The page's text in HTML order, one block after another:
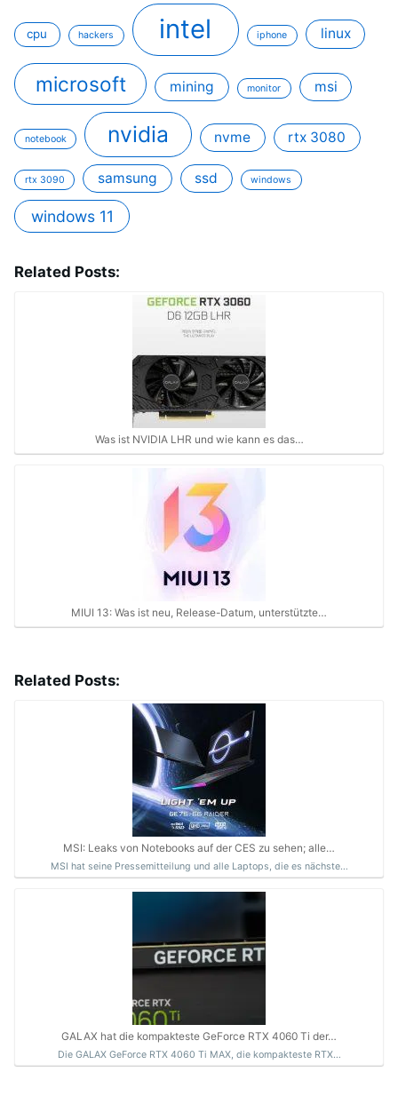
cpu hackers intel iphone linux
microsoft mining monitor msi
notebook nvidia nvme rtx 3080
rtx 3090 samsung ssd windows
windows 11
Related Posts:
Was ist NVIDIA LHR und wie kann es das…
MIUI 13: Was ist neu, Release-Datum, unterstützte…
Related Posts:
MSI: Leaks von Notebooks auf der CES zu sehen; alle…
MSI hat seine Pressemitteilung und alle Laptops, die es nächste…
GALAX hat die kompakteste GeForce RTX 4060 Ti der…
Die GALAX GeForce RTX 4060 Ti MAX, die kompakteste RTX…